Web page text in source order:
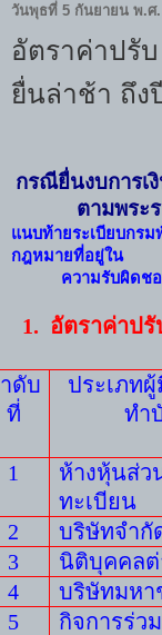
วันพุธที่ 5 กันยายน พ.ศ.
อัตราค่าปรั
ยื่นล่าช้า ถึง
กรณียื่นงบการเ
ตามพระ
แนบท้ายระเบียบกร
กฎหมายที่อยู่ใน
ความรับผิดช
1. อัตราค่าป
ดับ
ที่
ประเภท
ทำ
1
ห้างหุ้นส่ว
ทะเบียน
2 บริษัทจำกั
3
นิติบุคคลต่
4
บริษัทมหา
5
กิจการร่ว